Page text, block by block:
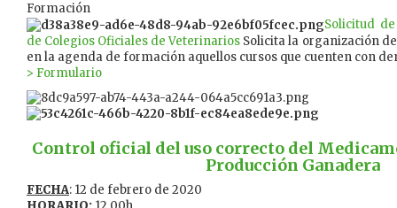
Formación
Solicitud
de Colegios Oficiales de Veterinarios Solicita la organización
en la agenda de formación aquellos cursos que cuenten con
> Formulario
Control oficial del uso correcto del
Producción Ganadera
FECHA: 12 de febrero de 2020